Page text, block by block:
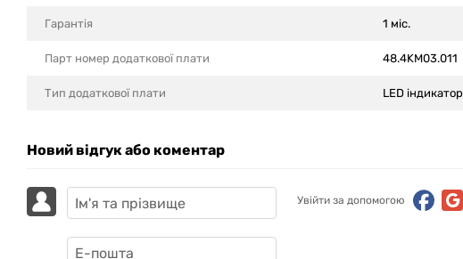
Гарантія 1 міс.
Парт номер додаткової плати 48.4KM03.011
Тип додаткової плати LED індикатор
Новий відгук або коментар
Увійти за допомогою